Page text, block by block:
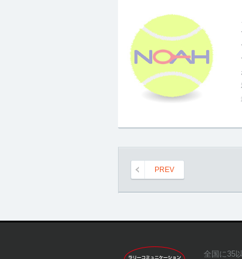
PREV
全国に35